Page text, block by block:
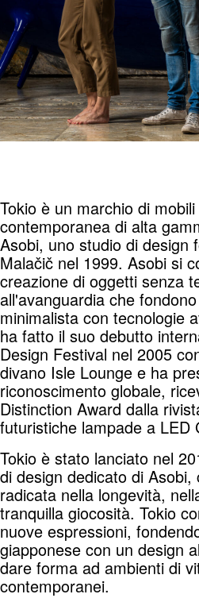
Tokio è un marchio di
contemporanea di alta
Asobi, uno studio di design
Malačič nel 1999. Asobi si
creazione di oggetti senza
all'avanguardia che
minimalista con tecnologie
ha fatto il suo debutto
Design Festival nel 2005
divano Isle Lounge e ha
riconoscimento globale,
Distinction Award dalla
futuristiche lampade a LED
Tokio è stato lanciato nel
di design dedicato di
radicata nella longevità,
tranquilla giocosità. Tokio
nuove espressioni,
giapponese con un design
dare forma ad ambienti di
contemporanei.